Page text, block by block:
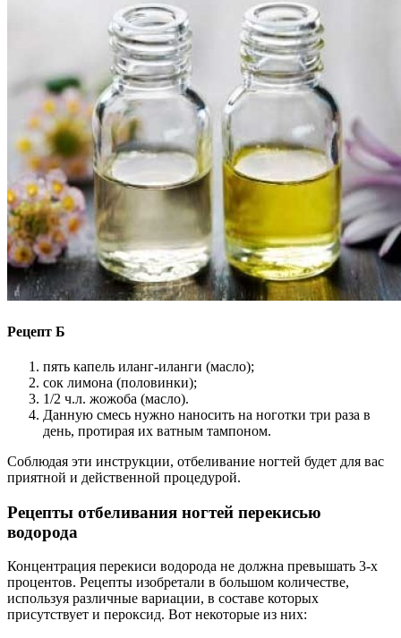
Рецепт Б
пять капель иланг-иланги (масло);
сок лимона (половинки);
1/2 ч.л. жожоба (масло).
Данную смесь нужно наносить на ноготки три раза в
день, протирая их ватным тампоном.
Соблюдая эти инструкции, отбеливание ногтей будет для вас
приятной и действенной процедурой.
Рецепты отбеливания ногтей перекисью
водорода
Концентрация перекиси водорода не должна превышать 3-х
процентов. Рецепты изобретали в большом количестве,
используя различные вариации, в составе которых
присутствует и пероксид. Вот некоторые из них: